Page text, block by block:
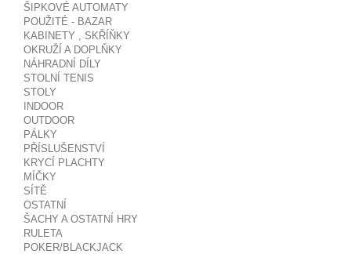
ŠIPKOVÉ AUTOMATY
POUŽITÉ - BAZAR
KABINETY , SKŘÍŇKY
OKRUŽÍ A DOPLŇKY
NÁHRADNÍ DÍLY
STOLNÍ TENIS
STOLY
INDOOR
OUTDOOR
PÁLKY
PŘÍSLUŠENSTVÍ
KRYCÍ PLACHTY
MÍČKY
SÍTĚ
OSTATNÍ
ŠACHY A OSTATNÍ HRY
RULETA
POKER/BLACKJACK